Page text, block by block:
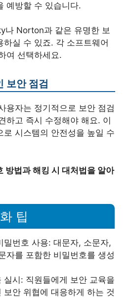
예방할 수 있습니다.
나 Norton과 같은 유명한 보
하실 수 있죠. 각 소프트웨어
여 선택하세요.
보안 점검
용자는 정기적으로 보안 점검
하고 즉시 수정해야 해요. 이
로 시스템의 안전성을 높일 수
방법과 해킹 시 대처법을 알아
팁
밀번호 사용: 대문자, 소문자,
자를 포함한 비밀번호를 생성
실시: 직원들에게 보안 교육을
보안 위협에 대응하게 하는 것